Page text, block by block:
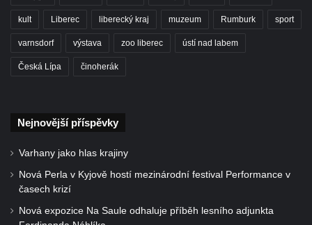
kult Liberec liberecký kraj muzeum Rumburk sport
varnsdorf výstava zoo liberec ústí nad labem
Česká Lípa činoherák
Nejnovější příspěvky
Varhany jako hlas krajiny
Nová Perla v Kyjově hostí mezinárodní festival Performance v
časech krizí
Nová expozice Na Saule odhaluje příběh lesního adjunkta